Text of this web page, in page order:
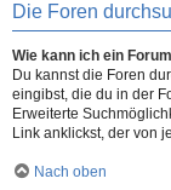
Die Foren
Wie kann ich ein
Du kannst die Foren
eingibst, die du in der
Erweiterte
Link anklickst, der von
Nach oben